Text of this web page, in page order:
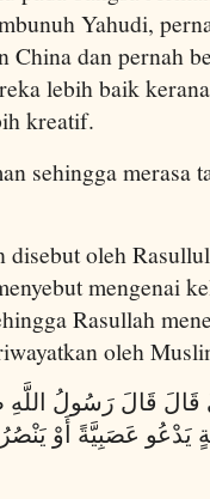
Yahudi,
China dan pernah
lebih baik
kreatif.
sehingga merasa
disebut oleh
mengenai
Rasullah
oleh
قَالَ رَسُولُ اللَّهِ
عَصَبِيَّةً أَوْ